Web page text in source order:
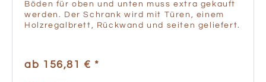
Böden für oben und unten muss extra gekauft
werden. Der Schrank wird mit Türen, einem
Holzregalbrett, Rückwand und seiten geliefert.
ab 156,81 € *